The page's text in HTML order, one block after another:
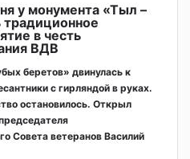
у монумента «Тыл –
традиционное
в честь
ВДВ
беретов» двинулась к
с гирляндой в руках.
остановилось. Открыл
Совета ветеранов Василий